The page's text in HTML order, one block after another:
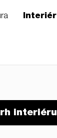
Interiér
interiéru
Klincová